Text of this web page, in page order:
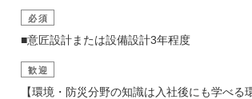
必須
■意匠設計または設備設計3年程度
歓迎
【環境・防災分野の知識は入社後にも学べ